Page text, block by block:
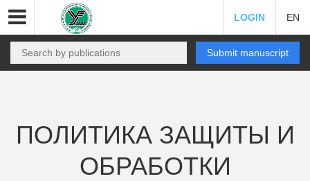
LOGIN EN
Submit manuscript
ПОЛИТИКА ЗАЩИТЫ И
ОБРАБОТКИ